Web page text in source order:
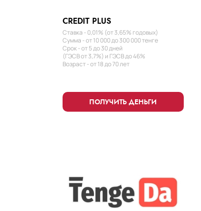
CREDIT PLUS
Ставка - 0,01% (от 3,65% годовых)
Сумма - от 10 000 до 300 000 тенге
Срок - от 5 до 30 дней
(ГЭСВ от 3,7%) и ГЭСВ до 46%
Возраст - от 18 до 70 лет
ПОЛУЧИТЬ ДЕНЬГИ